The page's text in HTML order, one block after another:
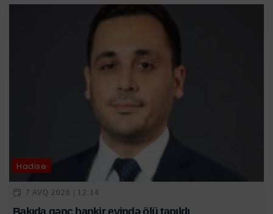
Hadisə
7 AVQ 2026 | 12:14